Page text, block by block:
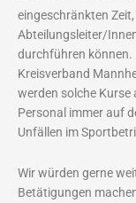
eingeschränkten
Abteilungsleiter/
durchführen können.
Kreisverband
werden solche Kurse
Personal immer auf
Unfällen im
Wir würden gerne
Betätigungen